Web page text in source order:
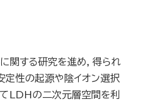
関する研究を進め，得られ
定性の起源や陰イオン選択
LDHの二次元層空間を利